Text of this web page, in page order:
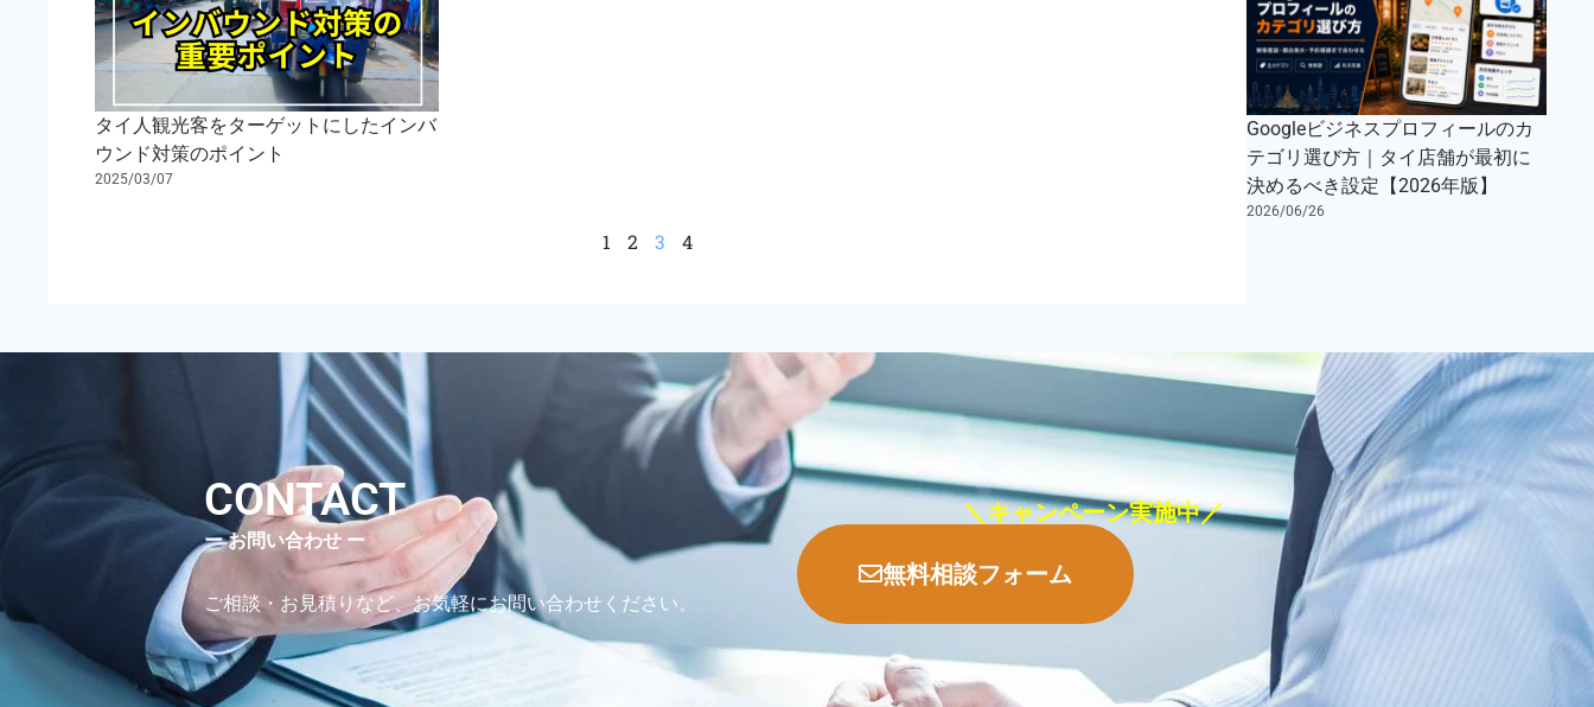
タイ人観光客をターゲットにしたインバ
ウンド対策のポイント
2025/03/07
1 2 3 4
Googleビジネスプロフィールのカ
テゴリ選び方｜タイ店舗が最初に
決めるべき設定【2026年版】
2026/06/26
CONTACT
ー お問い合わせ ー
ご相談・お見積りなど、お気軽にお問い合わせください。
＼キャンペーン実施中／
無料相談フォーム